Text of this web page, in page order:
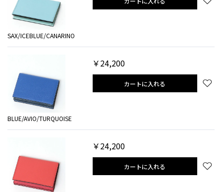
SAX/ICEBLUE/CANARINO
BLUE/AVIO/TURQUOISE
￥24,200
カートに入れる
￥24,200
カートに入れる